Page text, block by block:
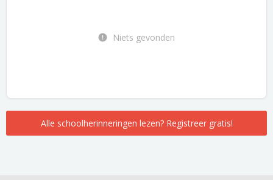
Niets gevonden
Alle schoolherinneringen lezen? Registreer gratis!